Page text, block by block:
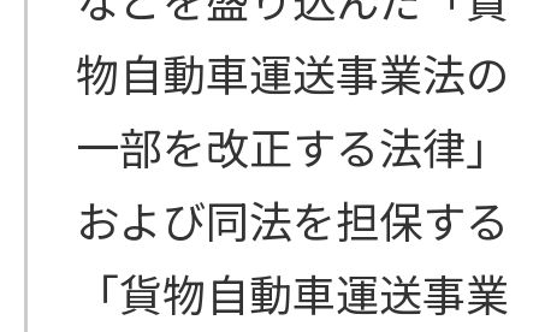
物自動車運送事業法の
一部を改正する法律」
および同法を担保する
「貨物自動車運送事業